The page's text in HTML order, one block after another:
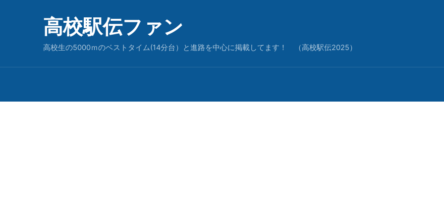
高校駅伝ファン
高校生の5000ｍのベストタイム(14分台）と進路を中心に掲載してます！ （高校駅伝2025）